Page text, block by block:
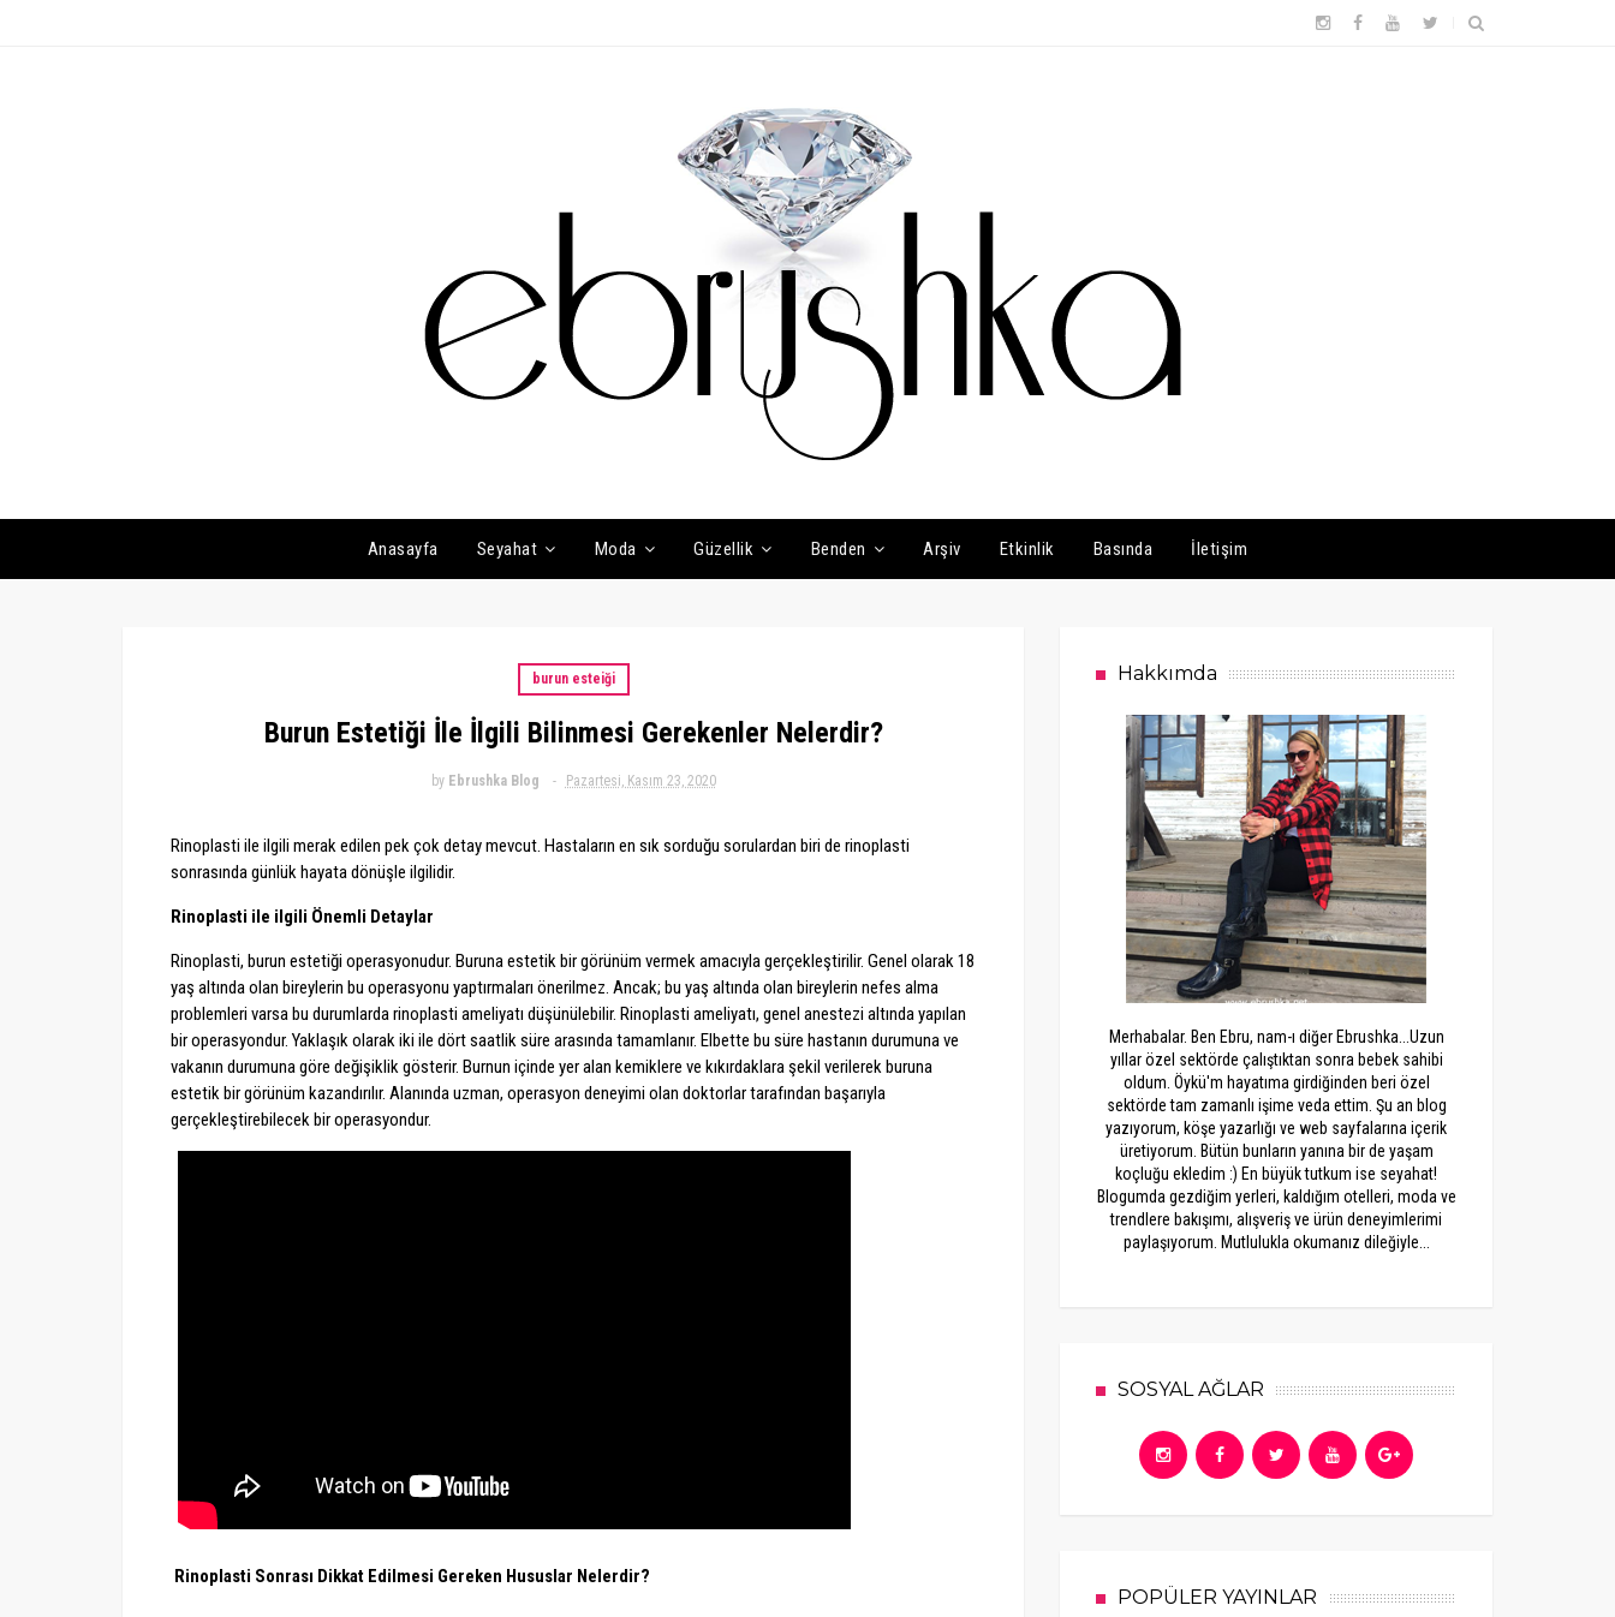
Anasayfa Seyahat Moda Güzellik Benden Arşiv Etkinlik Basında İletişim
burun esteiği
Burun Estetiği İle İlgili Bilinmesi Gerekenler Nelerdir?
by Ebrushka Blog Pazartesi, Kasım 23, 2020
Rinoplasti ile ilgili merak edilen pek çok detay mevcut. Hastaların en sık sorduğu sorulardan biri de rinoplasti
sonrasında günlük hayata dönüşle ilgilidir.
Rinoplasti ile ilgili Önemli Detaylar
Rinoplasti, burun estetiği operasyonudur. Buruna estetik bir görünüm vermek amacıyla gerçekleştirilir. Genel olarak 18
yaş altında olan bireylerin bu operasyonu yaptırmaları önerilmez. Ancak; bu yaş altında olan bireylerin nefes alma
problemleri varsa bu durumlarda rinoplasti ameliyatı düşünülebilir. Rinoplasti ameliyatı, genel anestezi altında yapılan
bir operasyondur. Yaklaşık olarak iki ile dört saatlik süre arasında tamamlanır. Elbette bu süre hastanın durumuna ve
vakanın durumuna göre değişiklik gösterir. Burnun içinde yer alan kemiklere ve kıkırdaklara şekil verilerek buruna
estetik bir görünüm kazandırılır. Alanında uzman, operasyon deneyimi olan doktorlar tarafından başarıyla
gerçekleştirebilecek bir operasyondur.
Rinoplasti Sonrası Dikkat Edilmesi Gereken Hususlar Nelerdir?
Hakkımda
Merhabalar. Ben Ebru, nam-ı diğer Ebrushka...Uzun
yıllar özel sektörde çalıştıktan sonra bebek sahibi
oldum. Öykü'm hayatıma girdiğinden beri özel
sektörde tam zamanlı işime veda ettim. Şu an blog
yazıyorum, köşe yazarlığı ve web sayfalarına içerik
üretiyorum. Bütün bunların yanına bir de yaşam
koçluğu ekledim :) En büyük tutkum ise seyahat!
Blogumda gezdiğim yerleri, kaldığım otelleri, moda ve
trendlere bakışımı, alışveriş ve ürün deneyimlerimi
paylaşıyorum. Mutlulukla okumanız dileğiyle...
SOSYAL AĞLAR
POPÜLER YAYINLAR